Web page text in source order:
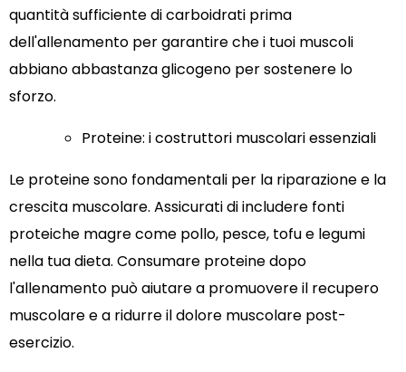
quantità sufficiente di carboidrati prima
dell'allenamento per garantire che i tuoi muscoli
abbiano abbastanza glicogeno per sostenere lo
sforzo.
Proteine: i costruttori muscolari essenziali
Le proteine sono fondamentali per la riparazione e la
crescita muscolare. Assicurati di includere fonti
proteiche magre come pollo, pesce, tofu e legumi
nella tua dieta. Consumare proteine dopo
l'allenamento può aiutare a promuovere il recupero
muscolare e a ridurre il dolore muscolare post-
esercizio.